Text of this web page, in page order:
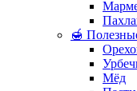
🍯
Мёд